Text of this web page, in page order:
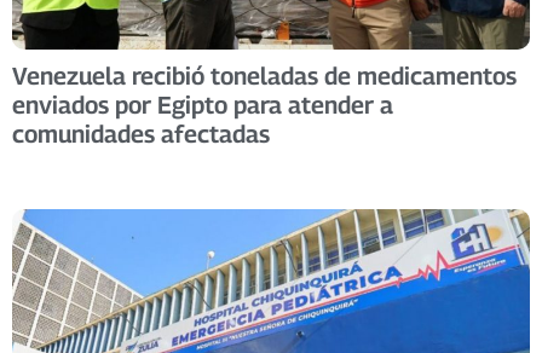
Venezuela recibió toneladas de medicamentos
enviados por Egipto para atender a
comunidades afectadas